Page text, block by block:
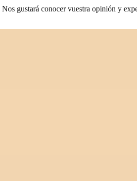
gustará conocer vuestra opinión y